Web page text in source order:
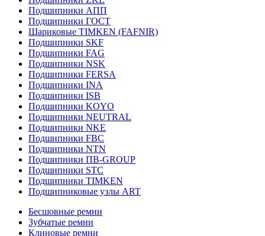
Подшипники АПП
Подшипники ГОСТ
Шариковые ТІMKEN (FAFNIR)
Подшипники SKF
Подшипники FAG
Подшипники NSK
Подшипники FERSA
Подшипники INA
Подшипники ISB
Подшипники KOYO
Подшипники NEUTRAL
Подшипники NKE
Подшипники FBC
Подшипники NTN
Подшипники ПВ-GROUP
Подшипники STC
Подшипники TIMKEN
Подшипниковые узлы ART
Бесшовные ремни
Зубчатые ремни
Клиновые ремни